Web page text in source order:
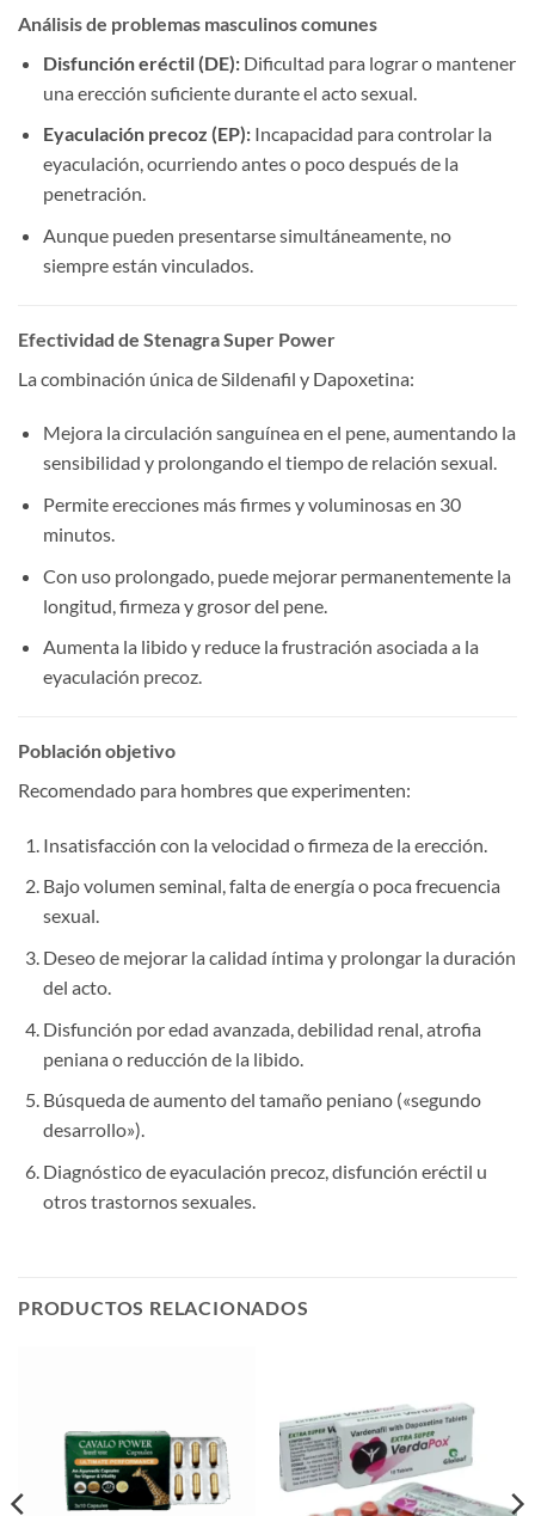
Análisis de problemas masculinos comunes
Disfunción eréctil (DE):​​ Dificultad para lograr o mantener
una erección suficiente durante el acto sexual.
Eyaculación precoz (EP):​​ Incapacidad para controlar la
eyaculación, ocurriendo antes o poco después de la
penetración.
Aunque pueden presentarse simultáneamente, no
siempre están vinculados.
Efectividad de Stenagra Super Power
La combinación única de Sildenafil y Dapoxetina:
Mejora la circulación sanguínea en el pene, aumentando la
sensibilidad y prolongando el tiempo de relación sexual.
Permite erecciones más firmes y voluminosas en 30
minutos.
Con uso prolongado, puede mejorar permanentemente la
longitud, firmeza y grosor del pene.
Aumenta la libido y reduce la frustración asociada a la
eyaculación precoz.
Población objetivo
Recomendado para hombres que experimenten:
Insatisfacción con la velocidad o firmeza de la erección.
Bajo volumen seminal, falta de energía o poca frecuencia
sexual.
Deseo de mejorar la calidad íntima y prolongar la duración
del acto.
Disfunción por edad avanzada, debilidad renal, atrofia
peniana o reducción de la libido.
Búsqueda de aumento del tamaño peniano («segundo
desarrollo»).
Diagnóstico de eyaculación precoz, disfunción eréctil u
otros trastornos sexuales.
PRODUCTOS RELACIONADOS